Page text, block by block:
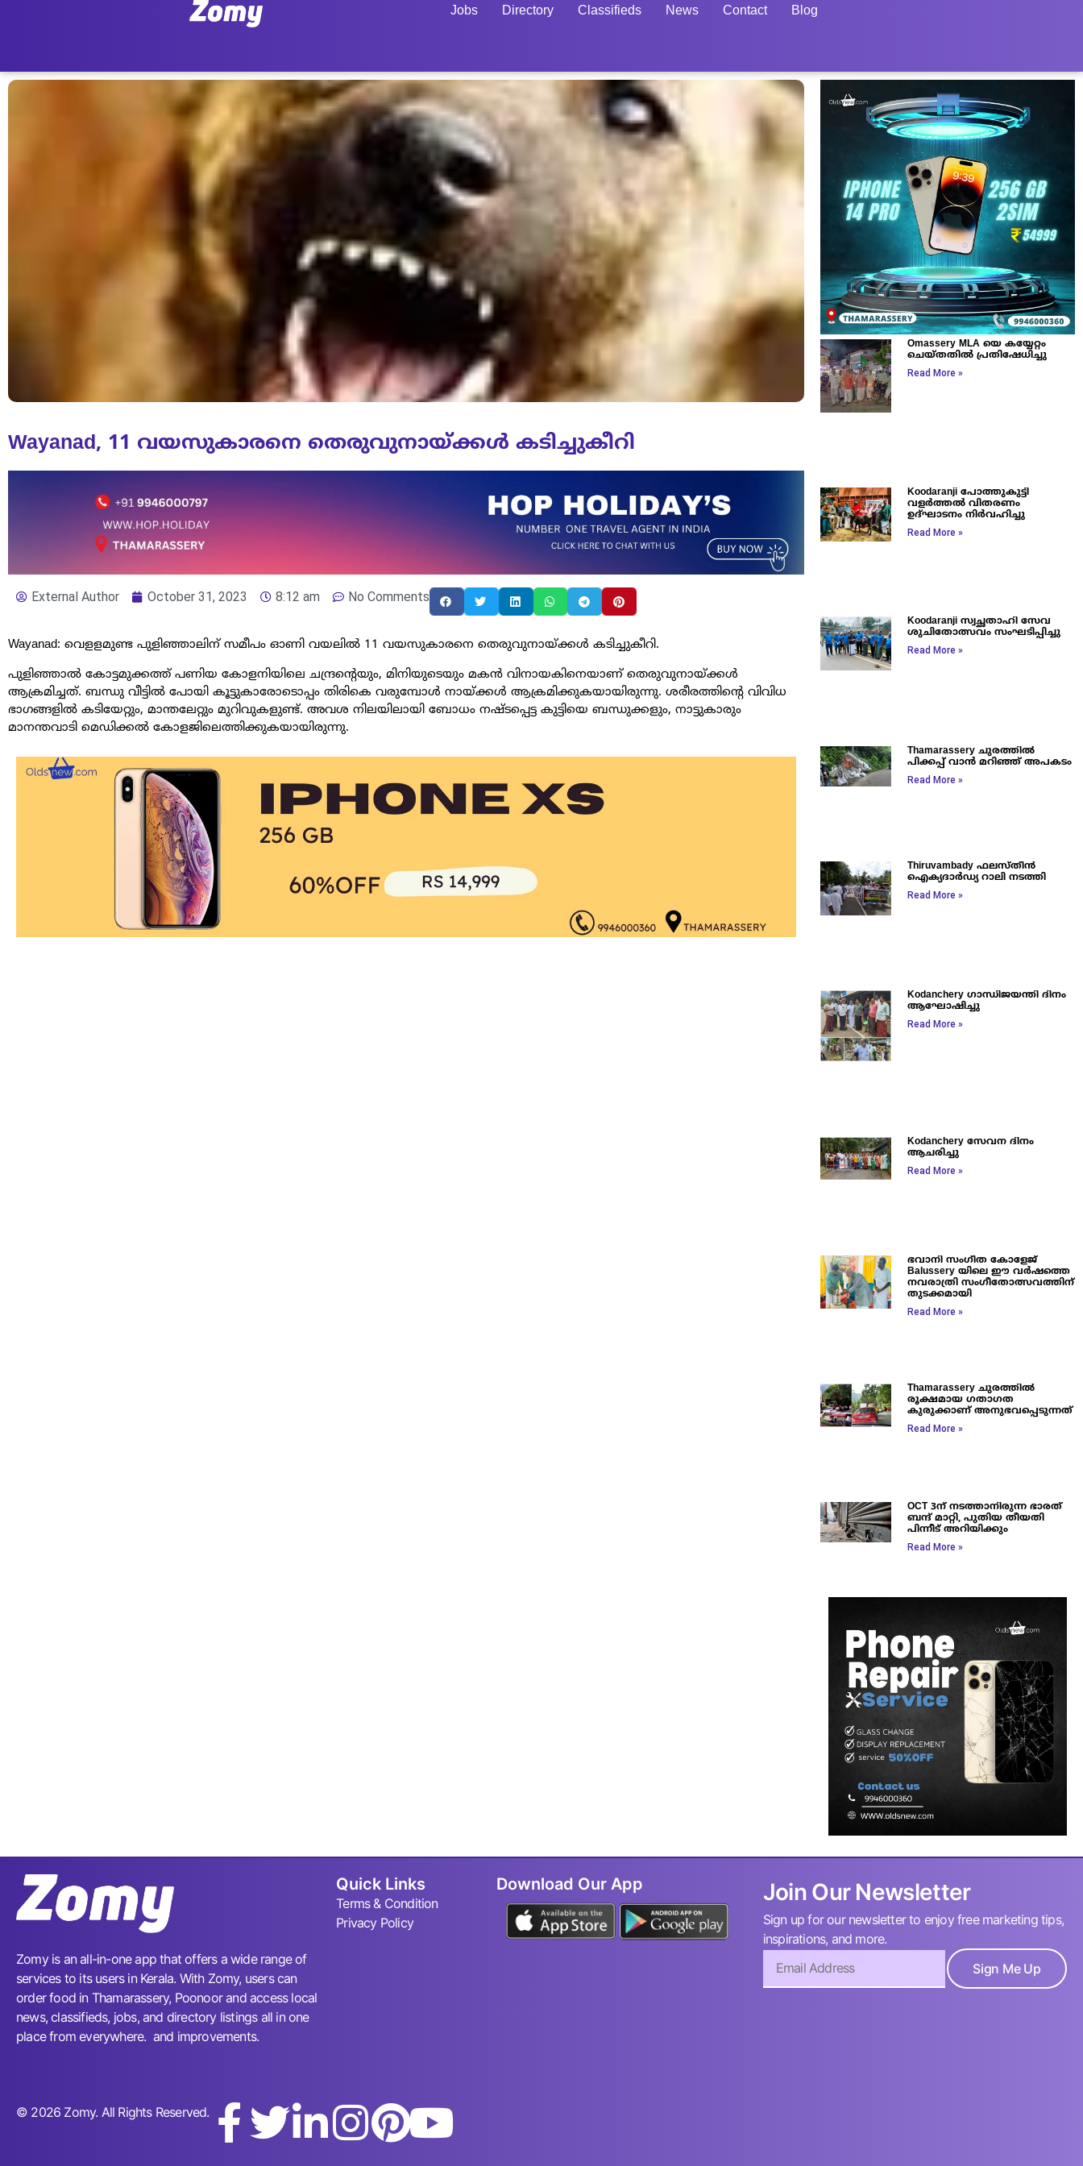
Jobs Directory Classifieds News Contact Blog
Wayanad, 11 വയസുകാരനെ തെരുവുനായ്ക്കൾ കടിച്ചുകീറി
External Author October 31, 2023 8:12 am No Comments
Wayanad: വെളളമുണ്ട പുളിഞ്ഞാലിന് സമീപം ഓണി വയലിൽ 11 വയസുകാരനെ തെരുവുനായ്ക്കൾ കടിച്ചുകീറി.
പുളിഞ്ഞാൽ കോട്ടമുക്കത്ത് പണിയ കോളനിയിലെ ചന്ദ്രൻ്റെയും, മിനിയുടെയും മകൻ വിനായകിനെയാണ് തെരുവുനായ്ക്കൾ
ആക്രമിച്ചത്. ബന്ധു വീട്ടിൽ പോയി കൂട്ടുകാരോടൊപ്പം തിരികെ വരുമ്പോൾ നായ്ക്കൾ ആക്രമിക്കുകയായിരുന്നു. ശരീരത്തിന്‍റെ വിവിധ
ഭാഗങ്ങളില്‍ കടിയേറ്റും, മാന്തലേറ്റും മുറിവുകളുണ്ട്. അവശ നിലയിലായി ബോധം നഷ്ടപ്പെട്ട കുട്ടിയെ ബന്ധുക്കളും, നാട്ടുകാരും
മാനന്തവാടി മെഡിക്കൽ കോളജിലെത്തിക്കുകയായിരുന്നു.
Omassery MLA യെ കയ്യേറ്റം
ചെയ്തതിൽ പ്രതിഷേധിച്ചു
Read More »
Koodaranji പോത്തുകുട്ടി
വളർത്തൽ വിതരണം
ഉദ്ഘാടനം നിർവഹിച്ചു
Read More »
Koodaranji സ്വച്ഛതാഹി സേവ
ശുചിതോത്സവം സംഘടിപ്പിച്ചു
Read More »
Thamarassery ചുരത്തിൽ
പിക്കപ്പ് വാൻ മറിഞ്ഞ് അപകടം
Read More »
Thiruvambady ഫലസ്തീൻ
ഐക്യദാർഡ്യ റാലി നടത്തി
Read More »
Kodanchery ഗാന്ധിജയന്തി ദിനം
ആഘോഷിച്ചു
Read More »
Kodanchery സേവന ദിനം
ആചരിച്ചു
Read More »
ഭവാനി സംഗീത കോളേജ്
Balussery യിലെ ഈ വർഷത്തെ
നവരാത്രി സംഗീതോത്സവത്തിന്
തുടക്കമായി
Read More »
Thamarassery ചുരത്തിൽ
രൂക്ഷമായ ഗതാഗത
കുരുക്കാണ് അനുഭവപ്പെടുന്നത്
Read More »
OCT 3ന് നടത്താനിരുന്ന ഭാരത്
ബന്ദ് മാറ്റി, പുതിയ തീയതി
പിന്നീട് അറിയിക്കും
Read More »
Zomy is an all-in-one app that offers a wide range of
services to its users in Kerala. With Zomy, users can
order food in Thamarassery, Poonoor and access local
news, classifieds, jobs, and directory listings all in one
place from everywhere. and improvements.
Quick Links
Terms & Condition
Privacy Policy
Download Our App Join Our Newsletter
Sign up for our newsletter to enjoy free marketing tips,
inspirations, and more.
Sign Me Up
© 2026 Zomy. All Rights Reserved.